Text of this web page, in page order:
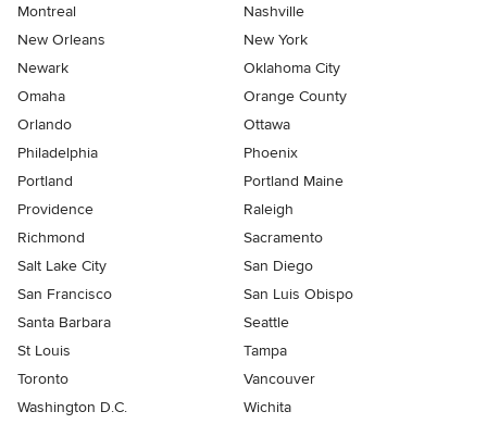
Montreal
Nashville
New Orleans
New York
Newark
Oklahoma City
Omaha
Orange County
Orlando
Ottawa
Philadelphia
Phoenix
Portland
Portland Maine
Providence
Raleigh
Richmond
Sacramento
Salt Lake City
San Diego
San Francisco
San Luis Obispo
Santa Barbara
Seattle
St Louis
Tampa
Toronto
Vancouver
Washington D.C.
Wichita